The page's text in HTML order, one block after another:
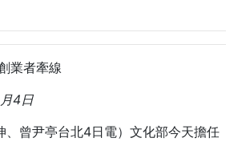
業者牽線
月4日
、曾尹亭台北4日電）文化部今天擔任